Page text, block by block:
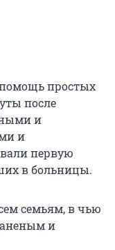
простых
после
и
и
первую
в больницы.
семьям, в чью
и